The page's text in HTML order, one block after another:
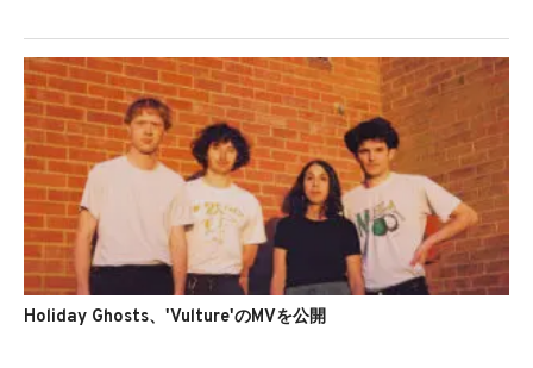
Holiday Ghosts、'Vulture'のMVを公開